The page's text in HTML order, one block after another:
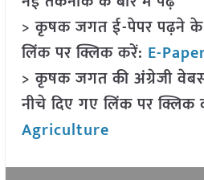
> कृषक जगत ई-पेपर पढ़ने के
लिंक पर क्लिक करें: E-
> कृषक जगत की अंग्रेजी
नीचे दिए गए लिंक पर क्लिक
Agriculture